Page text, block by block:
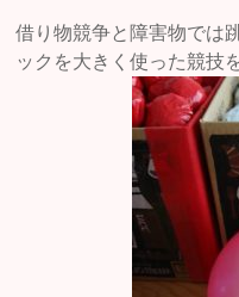
借り物競争と障害物では
ックを大きく使った競技